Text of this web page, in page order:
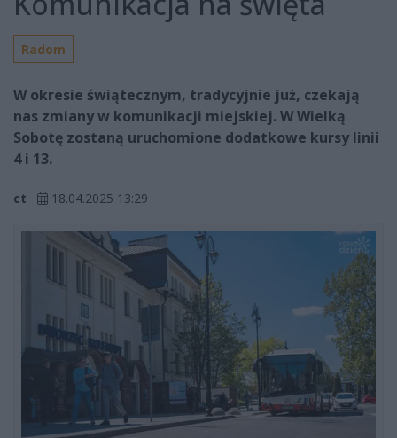
Radom
W okresie świątecznym, tradycyjnie już, czekają
nas zmiany w komunikacji miejskiej. W Wielką
Sobotę zostaną uruchomione dodatkowe kursy linii
4 i 13.
ct 18.04.2025 13:29